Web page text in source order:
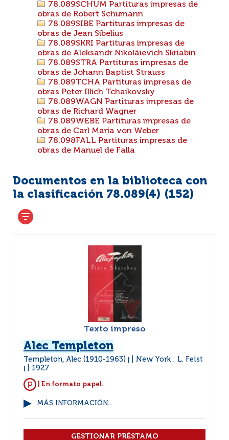
78.089SCHUM Partituras impresas de
obras de Robert Schumann
78.089SIBE Partituras impresas de
obras de Jean Sibelius
78.089SKRI Partituras impresas de
obras de Aleksandr Nikoláievich Skriabin
78.089STRA Partituras impresas de
obras de Johann Baptist Strauss
78.089TCHA Partituras impresas de
obras Peter Illich Tchaikovsky
78.089WAGN Partituras impresas de
obras de Richard Wagner
78.089WEBE Partituras impresas de
obras de Carl María von Weber
78.098FALL Partituras impresas de
obras de Manuel de Falla
Documentos en la biblioteca con
la clasificación 78.089(4) (152)
Texto impreso
Alec Templeton
Templeton, Alec (1910-1963) New York : L. Feist
1927
| En formato papel.
MÁS INFORMACIÓN...